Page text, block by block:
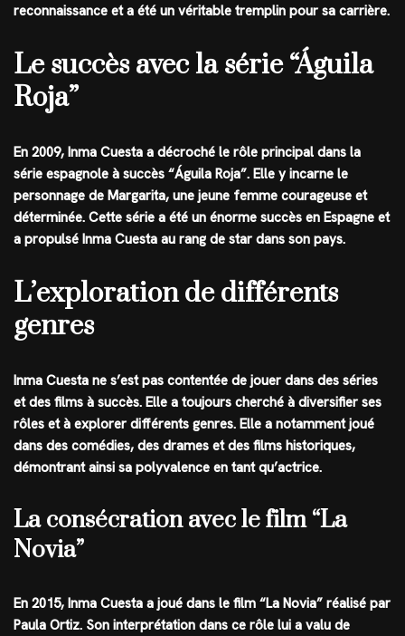
reconnaissance et a été un véritable tremplin pour sa carrière.
Le succès avec la série “Águila
Roja”
En 2009, Inma Cuesta a décroché le rôle principal dans la
série espagnole à succès “Águila Roja”. Elle y incarne le
personnage de Margarita, une jeune femme courageuse et
déterminée. Cette série a été un énorme succès en Espagne et
a propulsé Inma Cuesta au rang de star dans son pays.
L’exploration de différents
genres
Inma Cuesta ne s’est pas contentée de jouer dans des séries
et des films à succès. Elle a toujours cherché à diversifier ses
rôles et à explorer différents genres. Elle a notamment joué
dans des comédies, des drames et des films historiques,
démontrant ainsi sa polyvalence en tant qu’actrice.
La consécration avec le film “La
Novia”
En 2015, Inma Cuesta a joué dans le film “La Novia” réalisé par
Paula Ortiz. Son interprétation dans ce rôle lui a valu de